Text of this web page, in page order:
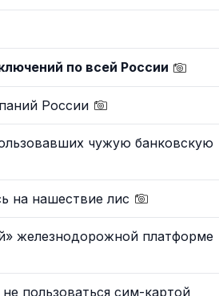
по всей России
России
чужую банковскую
на нашествие лис
железнодорожной платформе
пользоваться сим-картой